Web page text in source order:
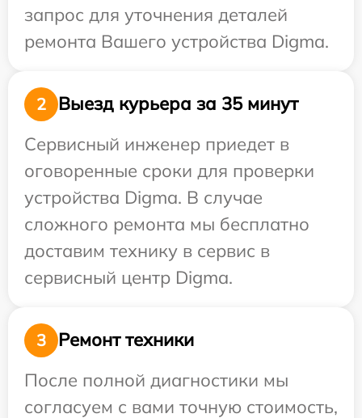
запрос для уточнения деталей
ремонта Вашего устройства Digma.
2
Выезд курьера за 35 минут
Сервисный инженер приедет в
оговоренные сроки для проверки
устройства Digma. В случае
сложного ремонта мы бесплатно
доставим технику в сервис в
сервисный центр Digma.
3
Ремонт техники
После полной диагностики мы
согласуем с вами точную стоимость,